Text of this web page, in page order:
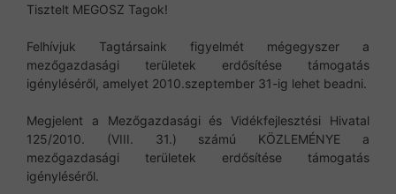
Tisztelt MEGOSZ Tagok!
Felhívjuk Tagtársaink figyelmét mégegyszer a
mezőgazdasági területek erdősítése támogatás
igényléséről, amelyet 2010.szeptember 31-ig lehet beadni.
Megjelent a Mezőgazdasági és Vidékfejlesztési Hivatal
125/2010. (VIII. 31.) számú KÖZLEMÉNYE a
mezőgazdasági területek erdősítése támogatás
igényléséről.